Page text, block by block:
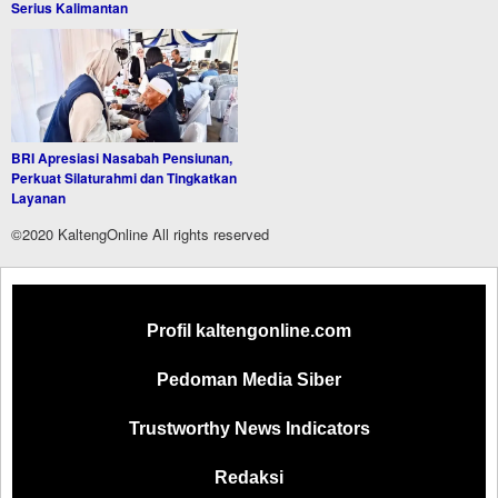
Serius Kalimantan
BRI Apresiasi Nasabah Pensiunan,
Perkuat Silaturahmi dan Tingkatkan
Layanan
©2020 KaltengOnline All rights reserved
Profil kaltengonline.com
Pedoman Media Siber
Trustworthy News Indicators
Redaksi